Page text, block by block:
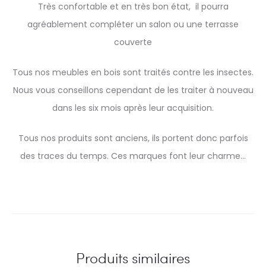
Très confortable et en très bon état, il pourra
agréablement compléter un salon ou une terrasse
couverte
Tous nos meubles en bois sont traités contre les insectes.
Nous vous conseillons cependant de les traiter à nouveau
dans les six mois après leur acquisition.
Tous nos produits sont anciens, ils portent donc parfois
des traces du temps. Ces marques font leur charme…
Produits similaires